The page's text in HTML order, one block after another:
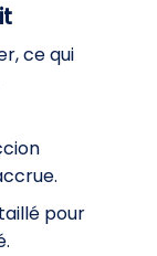
ce qui
pour